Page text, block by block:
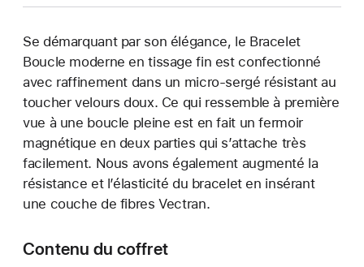
Se démarquant par son élégance, le Bracelet
Boucle moderne en tissage fin est confectionné
avec raffinement dans un micro-sergé résistant au
toucher velours doux. Ce qui ressemble à première
vue à une boucle pleine est en fait un fermoir
magnétique en deux parties qui s’attache très
facilement. Nous avons également augmenté la
résistance et l’élasticité du bracelet en insérant
une couche de fibres Vectran.
Contenu du coffret